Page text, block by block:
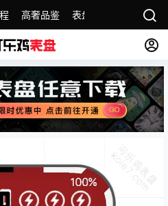
高奢品鉴 表盘精选 名表故事